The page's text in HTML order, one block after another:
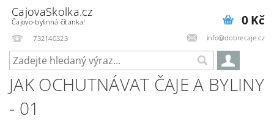
CajovaSkolka.cz
Čajovo-bylinná čítanka!
732140323
info@dobrecaje.cz
0 Kč
JAK OCHUTNÁVAT ČAJE A BYLINY
- 01